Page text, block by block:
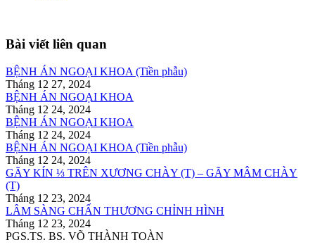
Bài viết liên quan
BỆNH ÁN NGOẠI KHOA (Tiền phẫu)
Tháng 12 27, 2024
BỆNH ÁN NGOẠI KHOA
Tháng 12 24, 2024
BỆNH ÁN NGOẠI KHOA
Tháng 12 24, 2024
BỆNH ÁN NGOẠI KHOA (Tiền phẫu)
Tháng 12 24, 2024
GÃY KÍN ⅓ TRÊN XƯƠNG CHÀY (T) – GÃY MÂM CHÀY
(T)
Tháng 12 23, 2024
LÂM SÀNG CHẤN THƯƠNG CHỈNH HÌNH
Tháng 12 23, 2024
PGS.TS. BS. VÕ THÀNH TOÀN